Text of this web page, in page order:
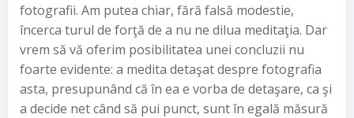
fotografii. Am putea chiar, fără falsă modestie,
încerca turul de forţă de a nu ne dilua meditaţia. Dar
vrem să vă oferim posibilitatea unei concluzii nu
foarte evidente: a medita detaşat despre fotografia
asta, presupunând că în ea e vorba de detaşare, ca şi
a decide net când să pui punct, sunt în egală măsură